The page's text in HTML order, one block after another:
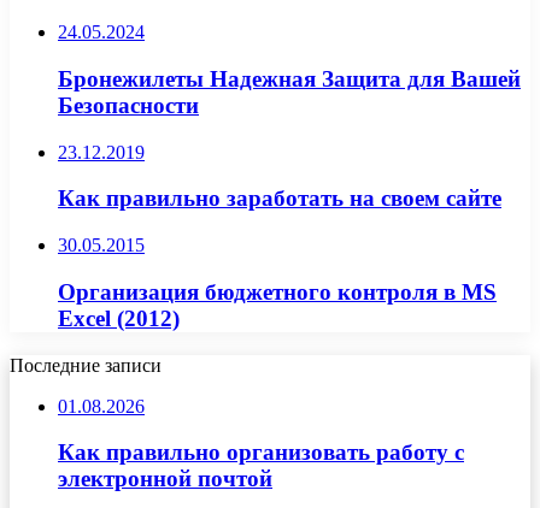
24.05.2024
Бронежилеты Надежная Защита для Вашей
Безопасности
23.12.2019
Как правильно заработать на своем сайте
30.05.2015
Организация бюджетного контроля в MS
Excel (2012)
Последние записи
01.08.2026
Как правильно организовать работу с
электронной почтой